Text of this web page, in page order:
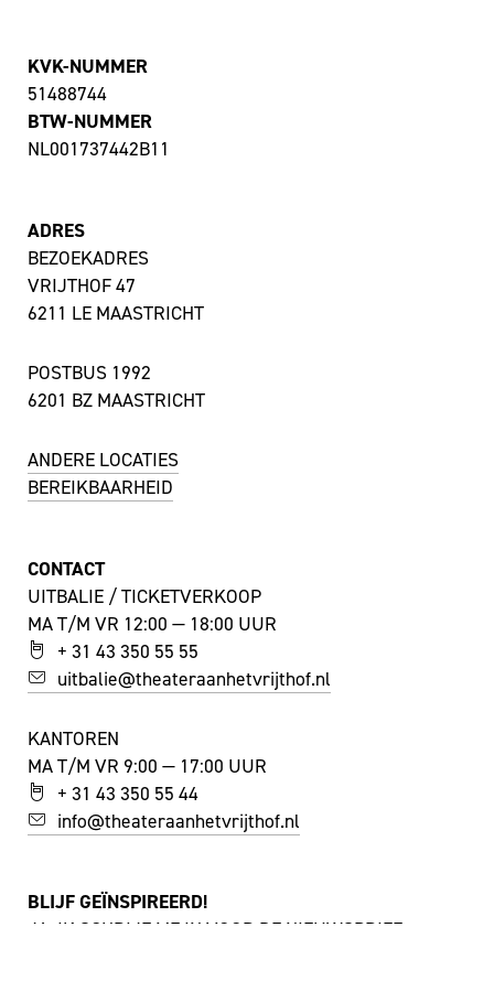
KVK-NUMMER
51488744
BTW-NUMMER
NL001737442B11
ADRES
BEZOEKADRES
VRIJTHOF 47
6211 LE MAASTRICHT
POSTBUS 1992
6201 BZ MAASTRICHT
ANDERE LOCATIES
BEREIKBAARHEID
CONTACT
UITBALIE / TICKETVERKOOP
MA T/M VR 12:00 — 18:00 UUR
+ 31 43 350 55 55
uitbalie@theateraanhetvrijthof.nl
KANTOREN
MA T/M VR 9:00 — 17:00 UUR
+ 31 43 350 55 44
info@theateraanhetvrijthof.nl
BLIJF GEÏNSPIREERD!
JA, IK SCHRIJF ME IN VOOR DE NIEUWSBRIEF